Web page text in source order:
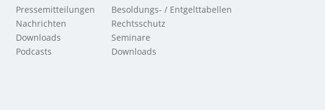
Pressemitteilungen
Nachrichten
Downloads
Podcasts
Besoldungs- / Entgelttabellen
Rechtsschutz
Seminare
Downloads